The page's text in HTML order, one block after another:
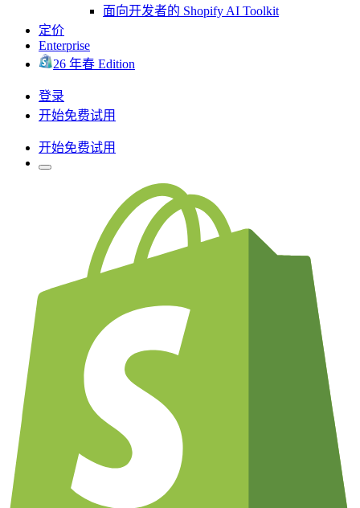
面向开发者的 Shopify AI Toolkit
定价
Enterprise
26 年春 Edition
登录
开始免费试用
开始免费试用